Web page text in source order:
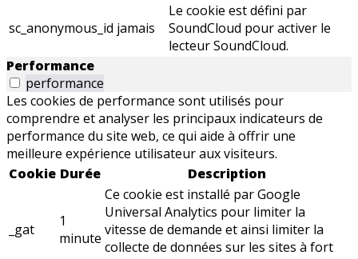
sc_anonymous_id jamais
Le cookie est défini par
SoundCloud pour activer le
lecteur SoundCloud.
Performance
performance
Les cookies de performance sont utilisés pour
comprendre et analyser les principaux indicateurs de
performance du site web, ce qui aide à offrir une
meilleure expérience utilisateur aux visiteurs.
Cookie Durée Description
_gat
1
minute
Ce cookie est installé par Google
Universal Analytics pour limiter la
vitesse de demande et ainsi limiter la
collecte de données sur les sites à fort